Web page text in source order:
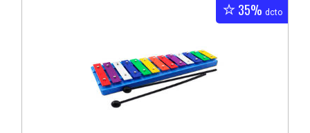
35% dcto